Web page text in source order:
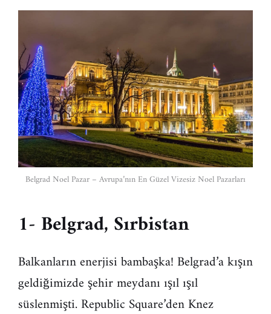
Belgrad Noel Pazar – Avrupa’nın En Güzel Vizesiz Noel Pazarları
1- Belgrad, Sırbistan
Balkanların enerjisi bambaşka! Belgrad’a kışın
geldiğimizde şehir meydanı ışıl ışıl
süslenmişti. Republic Square’den Knez